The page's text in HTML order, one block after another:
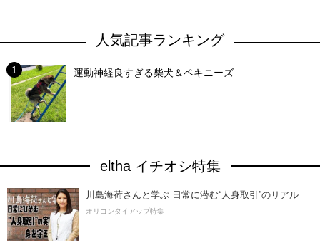
人気記事ランキング
運動神経良すぎる柴犬＆ペキニーズ
eltha イチオシ特集
川島海荷さんと学ぶ 日常に潜む“人身取引”のリアル
オリコンタイアップ特集